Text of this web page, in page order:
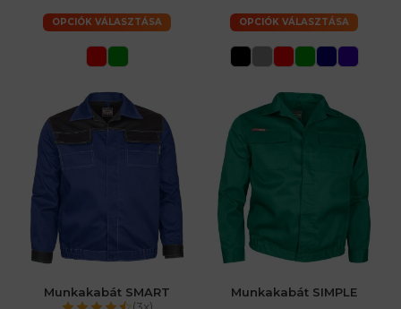
OPCIÓK VÁLASZTÁSA OPCIÓK VÁLASZTÁSA
Munkakabát SMART
Munkakabát SIMPLE